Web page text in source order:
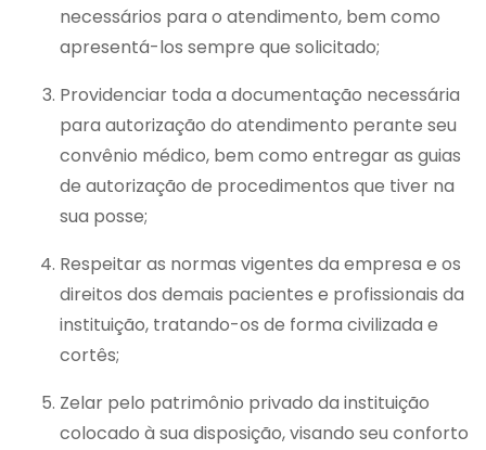
necessários para o atendimento, bem como
apresentá-los sempre que solicitado;
Providenciar toda a documentação necessária
para autorização do atendimento perante seu
convênio médico, bem como entregar as guias
de autorização de procedimentos que tiver na
sua posse;
Respeitar as normas vigentes da empresa e os
direitos dos demais pacientes e profissionais da
instituição, tratando-os de forma civilizada e
cortês;
Zelar pelo patrimônio privado da instituição
colocado à sua disposição, visando seu conforto